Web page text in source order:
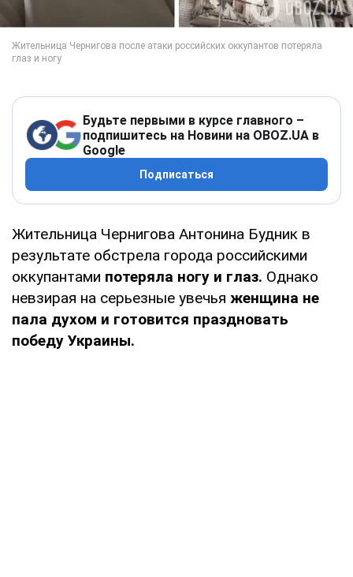
Будьте первыми в курсе главного –
подпишитесь на Новини на OBOZ.UA в
Google
Подписаться
Жительница Чернигова Антонина Будник в
результате обстрела города российскими
оккупантами потеряла ногу и глаз. Однако
невзирая на серьезные увечья женщина не
пала духом и готовится праздновать
победу Украины.